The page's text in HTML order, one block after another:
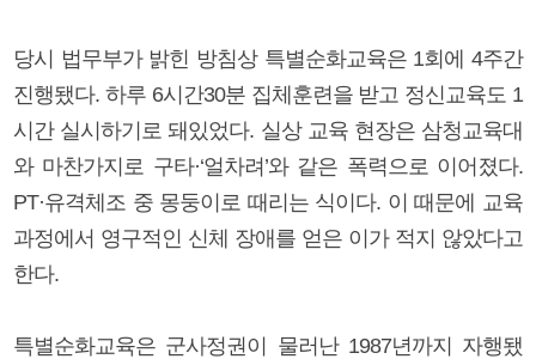
당시 법무부가 밝힌 방침상 특별순화교육은 1회에 4주간
진행됐다. 하루 6시간30분 집체훈련을 받고 정신교육도 1
시간 실시하기로 돼있었다. 실상 교육 현장은 삼청교육대
와 마찬가지로 구타·‘얼차려’와 같은 폭력으로 이어졌다.
PT·유격체조 중 몽둥이로 때리는 식이다. 이 때문에 교육
과정에서 영구적인 신체 장애를 얻은 이가 적지 않았다고
한다.
특별순화교육은 군사정권이 물러난 1987년까지 자행됐